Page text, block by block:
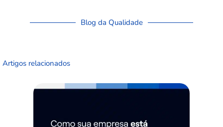
Blog da Qualidade
Artigos relacionados